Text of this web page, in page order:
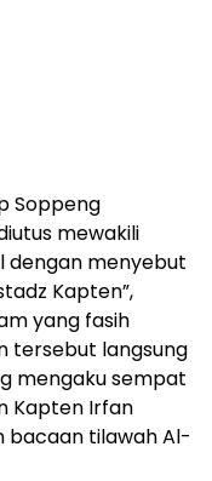
Soppeng
mewakili
dengan menyebut
Kapten”,
yang fasih
tersebut langsung
mengaku sempat
Kapten Irfan
bacaan tilawah Al-